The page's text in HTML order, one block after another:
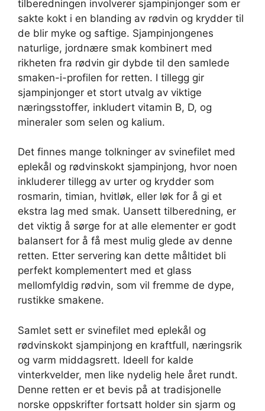
tilberedningen involverer sjampinjonger som er
sakte kokt i en blanding av rødvin og krydder til
de blir myke og saftige. Sjampinjongenes
naturlige, jordnære smak kombinert med
rikheten fra rødvin gir dybde til den samlede
smaken-i-profilen for retten. I tillegg gir
sjampinjonger et stort utvalg av viktige
næringsstoffer, inkludert vitamin B, D, og
mineraler som selen og kalium.
Det finnes mange tolkninger av svinefilet med
eplekål og rødvinskokt sjampinjong, hvor noen
inkluderer tillegg av urter og krydder som
rosmarin, timian, hvitløk, eller løk for å gi et
ekstra lag med smak. Uansett tilberedning, er
det viktig å sørge for at alle elementer er godt
balansert for å få mest mulig glede av denne
retten. Etter servering kan dette måltidet bli
perfekt komplementert med et glass
mellomfyldig rødvin, som vil fremme de dype,
rustikke smakene.
Samlet sett er svinefilet med eplekål og
rødvinskokt sjampinjong en kraftfull, næringsrik
og varm middagsrett. Ideell for kalde
vinterkvelder, men like nydelig hele året rundt.
Denne retten er et bevis på at tradisjonelle
norske oppskrifter fortsatt holder sin sjarm og